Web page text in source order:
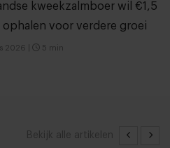
kweekzalmboer wil €1,5
ophalen voor verdere groei
2026 5 min
Bekijk alle artikelen